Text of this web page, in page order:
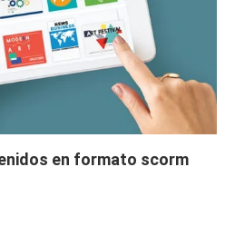
en formato scorm